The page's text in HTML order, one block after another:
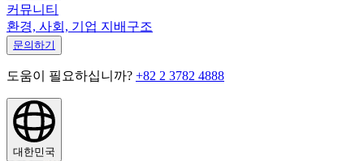
커뮤니티
환경, 사회, 기업 지배구조
문의하기
도움이 필요하십니까? +82 2 3782 4888
대한민국